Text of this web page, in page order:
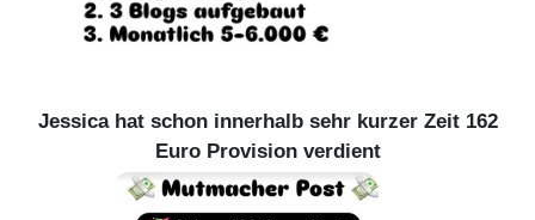
Jessica hat schon innerhalb sehr kurzer Zeit 162
Euro Provision verdient